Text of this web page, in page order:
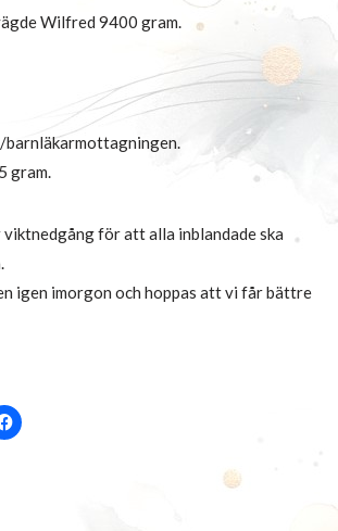
Wilfred 9400 gram.
barnläkarmottagningen.
gram.
för att alla inblandade ska
igen imorgon och hoppas att vi får bättre